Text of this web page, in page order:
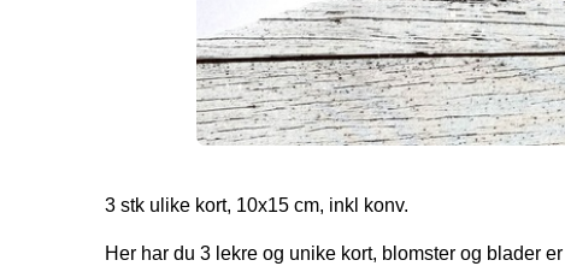
3 stk ulike kort, 10x15 cm, inkl konv.
Her har du 3 lekre og unike kort, blomster og blader